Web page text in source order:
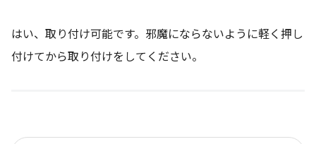
はい、取り付け可能です。邪魔にならないように軽く押し
付けてから取り付けをしてください。